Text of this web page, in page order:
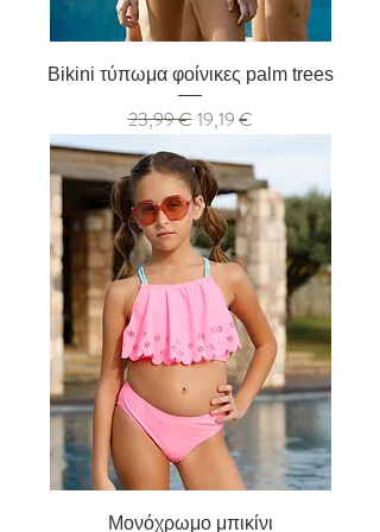
Bikini τύπωμα φοίνικες palm trees
Κανονική τιμή
23,99 €Τιμή Έκπτωσης
19,19 €
Μονόχρωμο μπικίνι